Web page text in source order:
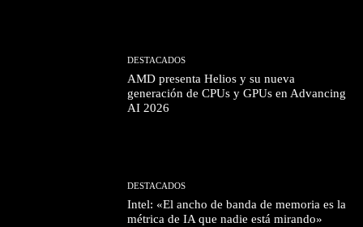
DESTACADOS
AMD presenta Helios y su nueva
generación de CPUs y GPUs en Advancing
AI 2026
DESTACADOS
Intel: «El ancho de banda de memoria es la
métrica de IA que nadie está mirando»